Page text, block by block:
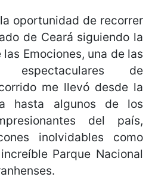
oportunidad de recorrer
de Ceará siguiendo la
Emociones, una de las
espectaculares de
me llevó desde la
hasta algunos de los
del país,
inolvidables como
Parque Nacional